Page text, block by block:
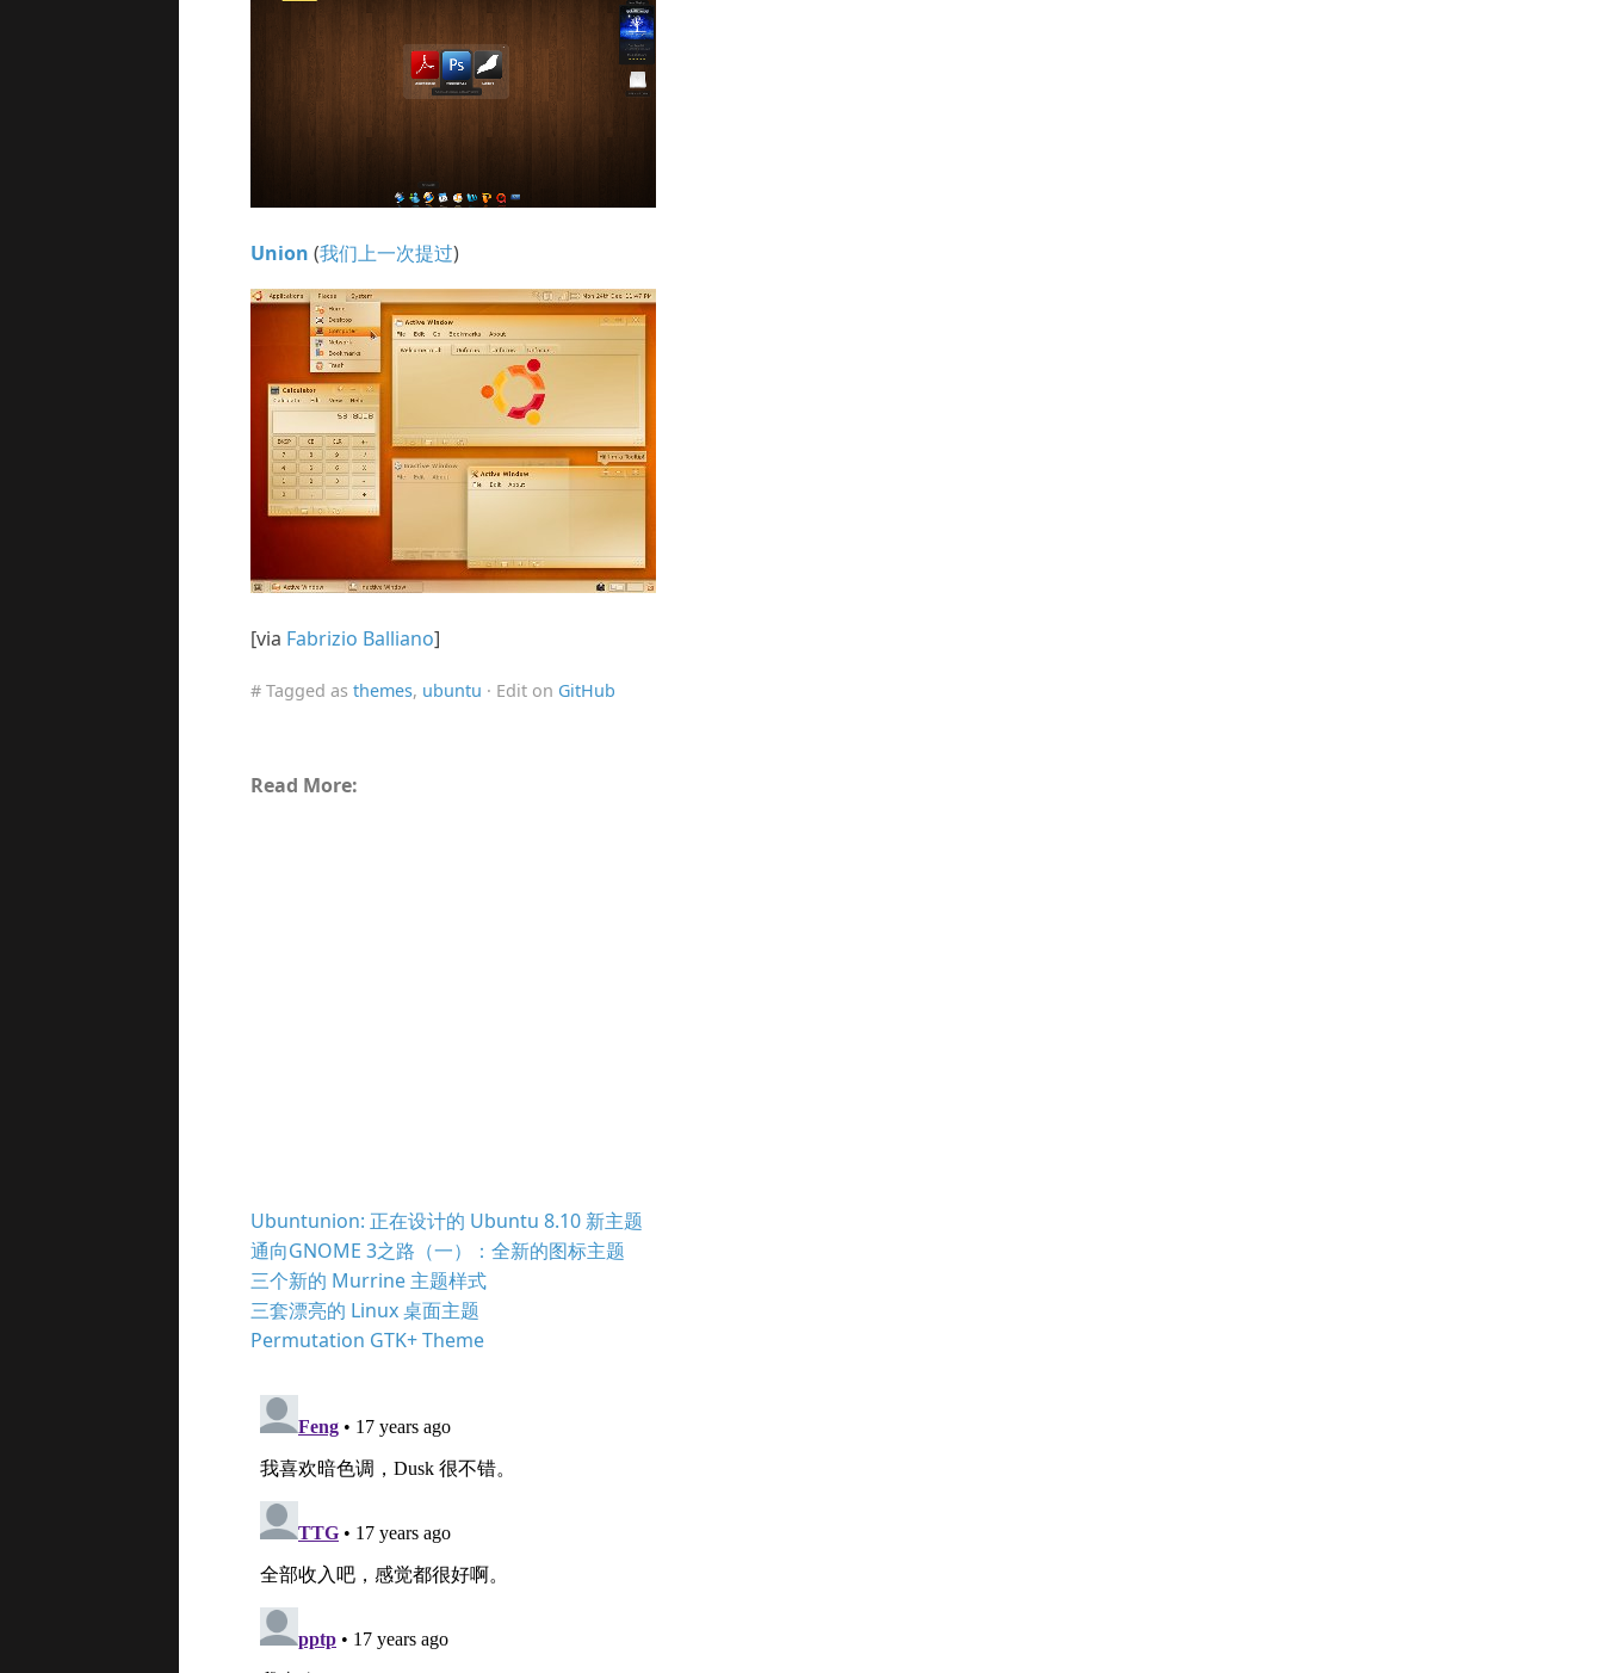
Union (我们上一次提过)
[via Fabrizio Balliano]
# Tagged as themes, ubuntu · Edit on GitHub
Read More:
Ubuntunion: 正在设计的 Ubuntu 8.10 新主题
通向GNOME 3之路（一）：全新的图标主题
三个新的 Murrine 主题样式
三套漂亮的 Linux 桌面主题
Permutation GTK+ Theme